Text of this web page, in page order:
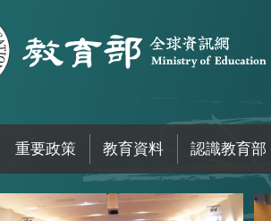
重要政策 教育資料 認識教育部